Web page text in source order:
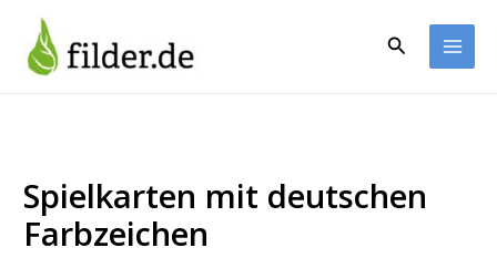
Inhalt
springen
Suchen
Spielkarten mit deutschen
Farbzeichen